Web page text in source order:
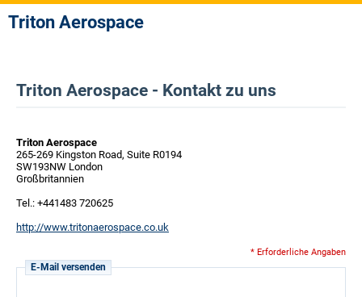
Triton Aerospace
Triton Aerospace - Kontakt zu uns
Triton Aerospace
265-269 Kingston Road, Suite R0194
SW193NW London
Großbritannien
Tel.: +441483 720625
http://www.tritonaerospace.co.uk
* Erforderliche Angaben
E-Mail versenden